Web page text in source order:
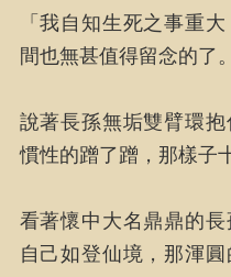
「我自知生死之事重
間也無甚值得留念的了
說著長孫無垢雙臂環
慣性的蹭了蹭，那樣子
看著懷中大名鼎鼎的
自己如登仙境，那渾